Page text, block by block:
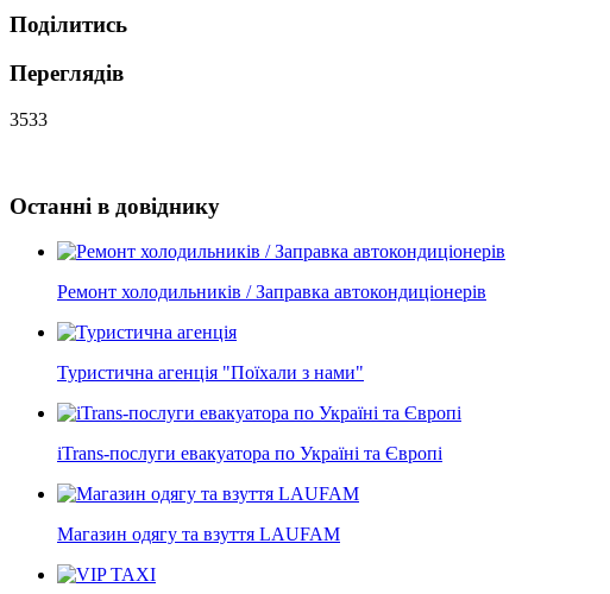
Поділитись
Переглядів
3533
Останні в довіднику
Ремонт холодильників / Заправка автокондиціонерів
Туристична агенція "Поїхали з нами"
iTrans-послуги евакуатора по Україні та Європі
Магазин одягу та взуття LAUFAM